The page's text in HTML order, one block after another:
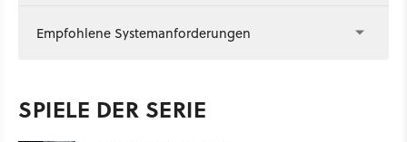
Empfohlene Systemanforderungen
SPIELE DER SERIE